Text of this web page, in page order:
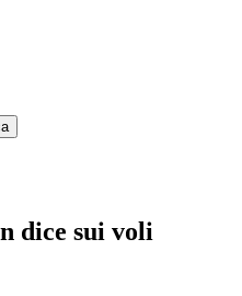
dice sui voli